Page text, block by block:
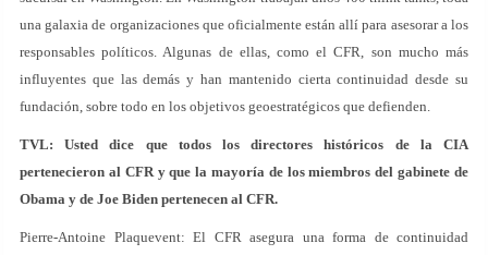
una galaxia de organizaciones que oficialmente están allí para asesorar a los
responsables políticos. Algunas de ellas, como el CFR, son mucho más
influyentes que las demás y han mantenido cierta continuidad desde su
fundación, sobre todo en los objetivos geoestratégicos que defienden.
TVL: Usted dice que todos los directores históricos de la CIA
pertenecieron al CFR y que la mayoría de los miembros del gabinete de
Obama y de Joe Biden pertenecen al CFR.
Pierre-Antoine Plaquevent: El CFR asegura una forma de continuidad